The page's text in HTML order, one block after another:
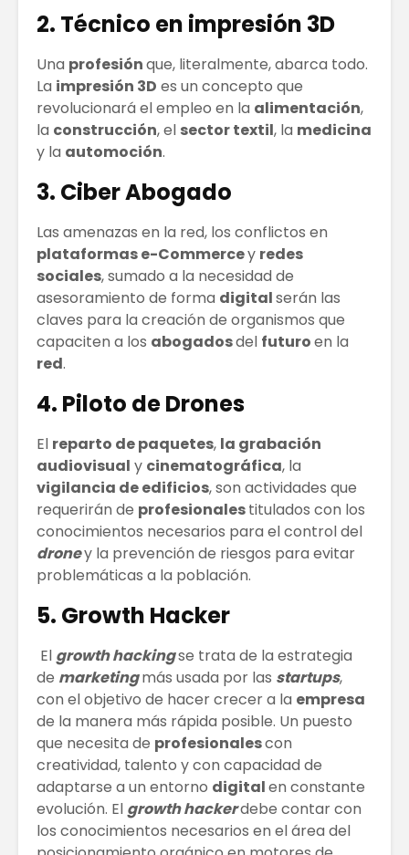
2. Técnico en impresión 3D
Una profesiónque, literalmente, abarca todo.
La impresión 3D es un concepto que
revolucionará el empleo en la alimentación,
la construcción, el sector textil, la medicina
y la automoción.
3. Ciber Abogado
Las amenazas en la red, los conflictos en
plataformas e-Commercey redes
sociales, sumado a la necesidad de
asesoramiento de forma digitalserán las
claves para la creación de organismos que
capaciten a los abogadosdel futuroen la
red.
4. Piloto de Drones
El reparto de paquetes, la grabación
audiovisual y cinematográfica, la
vigilancia de edificios, son actividades que
requerirán de profesionalestitulados con los
conocimientos necesarios para el control del
droney la prevención de riesgos para evitar
problemáticas a la población.
5. Growth Hacker
El growth hackingse trata de la estrategia
de marketingmás usada por las startups,
con el objetivo de hacer crecer a la empresa
de la manera más rápida posible. Un puesto
que necesita de profesionalescon
creatividad, talento y con capacidad de
adaptarse a un entorno digitalen constante
evolución. El growthhackerdebe contar con
los conocimientos necesarios en el área del